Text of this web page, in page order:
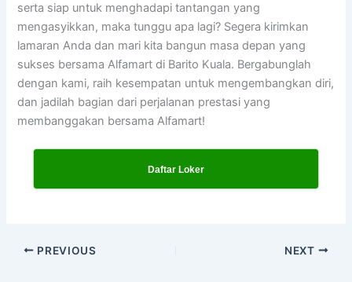
serta siap untuk menghadapi tantangan yang
mengasyikkan, maka tunggu apa lagi? Segera kirimkan
lamaran Anda dan mari kita bangun masa depan yang
sukses bersama Alfamart di Barito Kuala. Bergabunglah
dengan kami, raih kesempatan untuk mengembangkan diri,
dan jadilah bagian dari perjalanan prestasi yang
membanggakan bersama Alfamart!
Daftar Loker
PREVIOUS NEXT